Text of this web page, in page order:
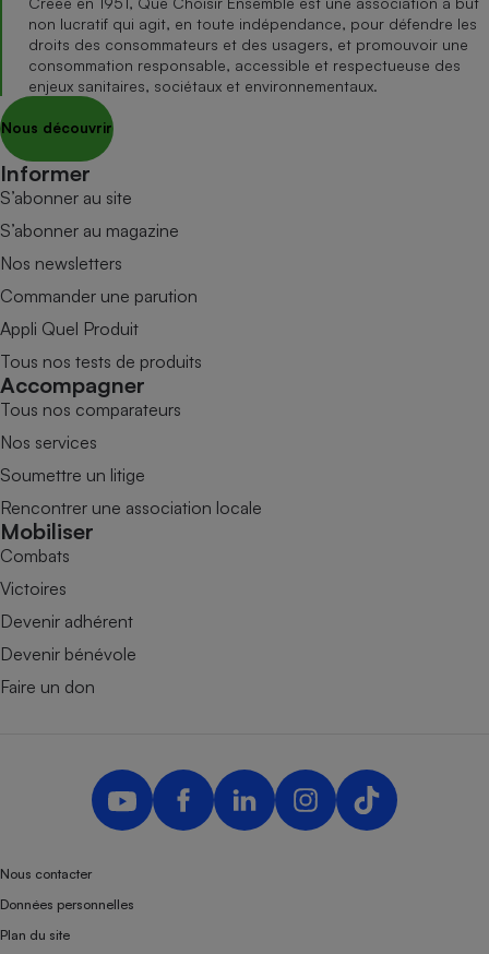
non lucratif qui agit, en toute indépendance, pour défendre les
droits des consommateurs et des usagers, et promouvoir une
consommation responsable, accessible et respectueuse des
enjeux sanitaires, sociétaux et environnementaux.
Nous découvrir
Informer
S’abonner au site
S’abonner au magazine
Nos newsletters
Commander une parution
Appli Quel Produit
Tous nos tests de produits
Accompagner
Tous nos comparateurs
Nos services
Soumettre un litige
Rencontrer une association locale
Mobiliser
Combats
Victoires
Devenir adhérent
Devenir bénévole
Faire un don
Nous contacter
Données personnelles
Plan du site